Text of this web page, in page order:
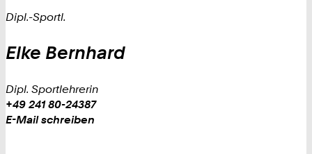
Dipl.-Sportl.
Elke Bernhard
Dipl. Sportlehrerin
Work
Telefon:
+
+49 241 80-24387
Work
E-Mail schreiben